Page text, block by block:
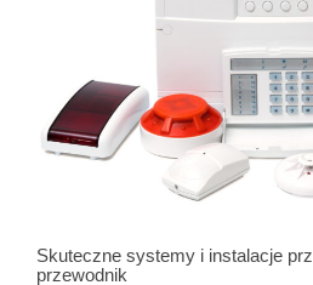
Skuteczne systemy i instalacje
przewodnik